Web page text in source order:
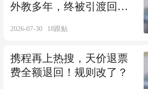
外教多年，终被引渡回
2026-07-30 18跟贴
携程再上热搜，天价退票
费全额退回！规则改了？